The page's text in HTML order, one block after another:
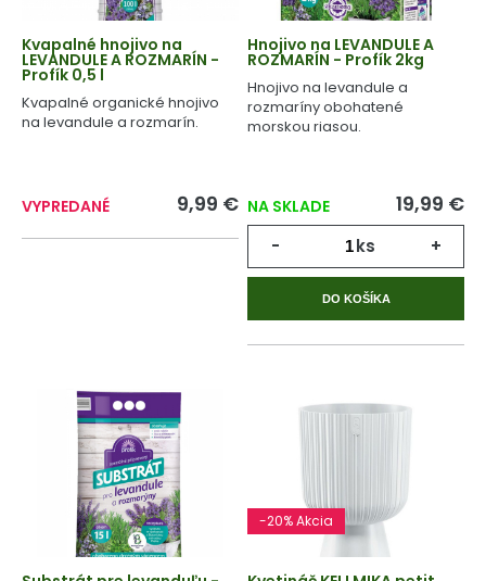
Kvapalné hnojivo na
LEVANDULE A ROZMARÍN -
Profík 0,5 l
Kvapalné organické hnojivo
na levandule a rozmarín.
VYPREDANÉ 9,99 €
Hnojivo na LEVANDULE A
ROZMARÍN - Profík 2kg
Hnojivo na levandule a
rozmaríny obohatené
morskou riasou.
NA SKLADE 19,99 €
- ks +
DO KOŠÍKA
-20% Akcia